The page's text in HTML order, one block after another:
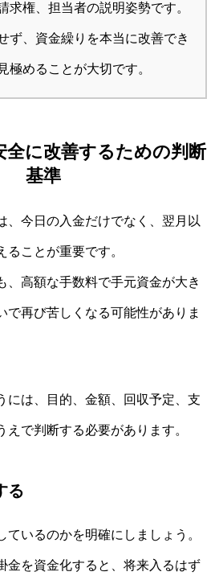
求権、担当者の説明姿勢です。
ず、資金繰りを本当に改善でき
極めることが大切です。
全に改善するための判断
基準
、今日の入金だけでなく、翌月以
ることが重要です。
、高額な手数料で手元資金が大き
で再び苦しくなる可能性がありま
には、目的、金額、回収予定、支
えで判断する必要があります。
る
ているのかを明確にしましょう。
金を資金化すると、将来入るはず